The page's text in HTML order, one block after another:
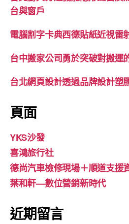
台與窗戶
電腦割字卡典西德貼紙近視雷
台中搬家公司勇於突破對搬運
台北網頁設計透過品牌設計塑
頁面
YKS沙發
喜鴻旅行社
德尚汽車檢修現場＋順道支援
葉和軒—數位營銷新時代
近期留言